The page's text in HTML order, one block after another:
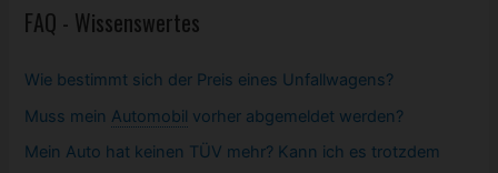
FAQ - Wissenswertes
Wie bestimmt sich der Preis eines Unfallwagens?
Muss mein Automobil vorher abgemeldet werden?
Mein Auto hat keinen TÜV mehr? Kann ich es trotzdem